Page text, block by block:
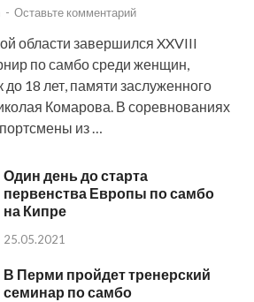
- Оставьте комментарий
области завершился XXVIII
по самбо среди женщин,
18 лет, памяти заслуженного
Комарова. В соревнованиях
из …
Один день до старта
первенства Европы по самбо
на Кипре
25.05.2021
В Перми пройдет тренерский
семинар по самбо